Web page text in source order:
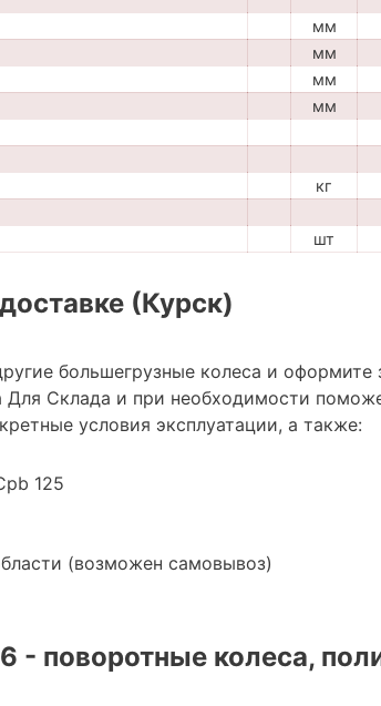
мм
мм
мм
мм
кг
шт
(Курск)
большегрузные колеса и
Для Склада и при необходимости
условия эксплуатации, а также:
125
(возможен самовывоз)
- поворотные колеса,